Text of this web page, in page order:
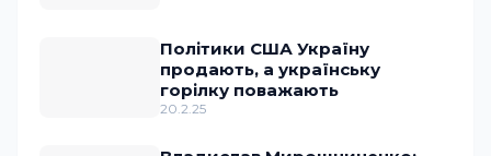
Політики США Україну
продають, а українську
горілку поважають
20.2.25